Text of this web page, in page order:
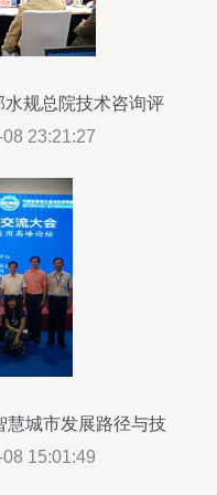
规总院技术咨询评
23:21:27
慧城市发展路径与技
记15:01:49